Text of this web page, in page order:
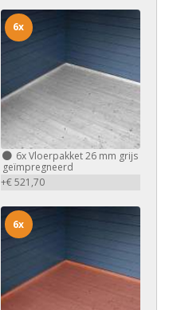
6xVloerpakket 26 mm grijs
geïmpregneerd
+€ 521,70
6x
6x